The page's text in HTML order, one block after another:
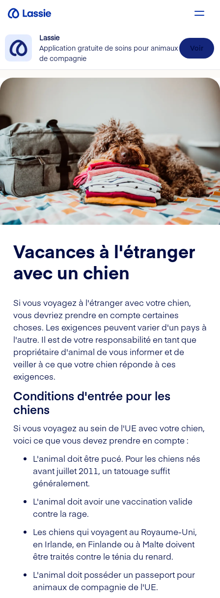
Lassie
Application gratuite de soins pour animaux
de compagnie
Voir
Vacances à l'étranger
avec un chien
Si vous voyagez à l'étranger avec votre chien,
vous devriez prendre en compte certaines
choses. Les exigences peuvent varier d'un pays à
l'autre. Il est de votre responsabilité en tant que
propriétaire d'animal de vous informer et de
veiller à ce que votre chien réponde à ces
exigences.
Conditions d'entrée pour les
chiens
Si vous voyagez au sein de l'UE avec votre chien,
voici ce que vous devez prendre en compte :
L'animal doit être pucé. Pour les chiens nés
avant juillet 2011, un tatouage suffit
généralement.
L'animal doit avoir une vaccination valide
contre la rage.
Les chiens qui voyagent au Royaume-Uni,
en Irlande, en Finlande ou à Malte doivent
être traités contre le ténia du renard.
L'animal doit posséder un passeport pour
animaux de compagnie de l'UE.